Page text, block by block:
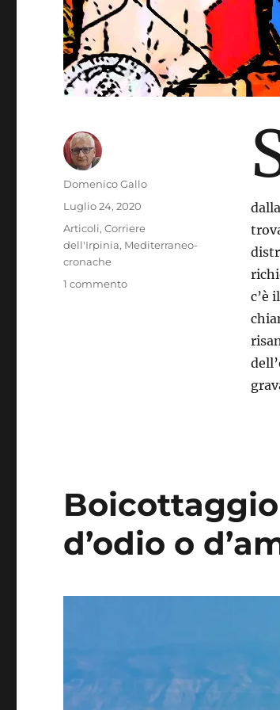
c’è
Autore
Domenico Gallo
Pubblicato
Luglio 24, 2020
Categorie
Articoli,Corriere
dell'Irpinia, Mediterraneo-
cronache
1 commentosu
d’odio o